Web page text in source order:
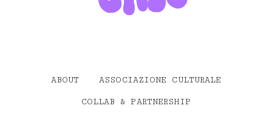
ABOUT ASSOCIAZIONE CULTURALE
COLLAB & PARTNERSHIP